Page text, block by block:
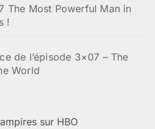
The Most Powerful Man in
!
de l’épisode 3×07 – The
World
sur HBO